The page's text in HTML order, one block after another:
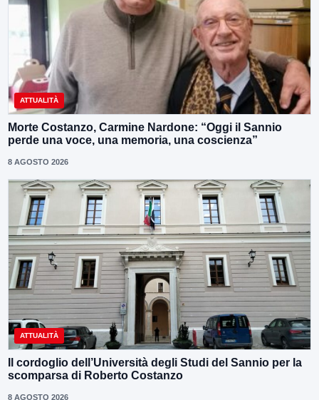
ATTUALITÀ
Morte Costanzo, Carmine Nardone: “Oggi il Sannio
perde una voce, una memoria, una coscienza”
8 AGOSTO 2026
ATTUALITÀ
Il cordoglio dell’Università degli Studi del Sannio per la
scomparsa di Roberto Costanzo
8 AGOSTO 2026